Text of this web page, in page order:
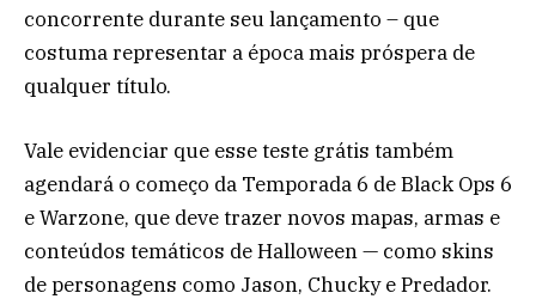
concorrente durante seu lançamento – que
costuma representar a época mais próspera de
qualquer título.
Vale evidenciar que esse teste grátis também
agendará o começo da Temporada 6 de Black Ops 6
e Warzone, que deve trazer novos mapas, armas e
conteúdos temáticos de Halloween — como skins
de personagens como Jason, Chucky e Predador.